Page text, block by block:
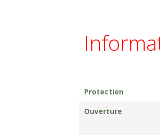
Protection
Ouverture